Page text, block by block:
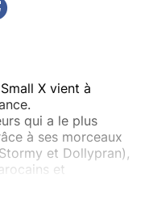
X vient à
qui a le plus
à ses morceaux
et Dollypran),
et
et JeanJass.